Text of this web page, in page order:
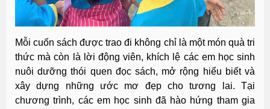
Mỗi cuốn sách được trao đi không chỉ là một món quà tri
thức mà còn là lời động viên, khích lệ các em học sinh
nuôi dưỡng thói quen đọc sách, mở rộng hiểu biết và
xây dựng những ước mơ đẹp cho tương lai. Tại
chương trình, các em học sinh đã hào hứng tham gia